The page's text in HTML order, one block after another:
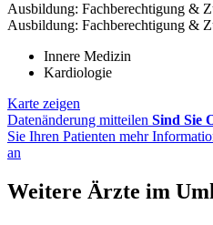
Ausbildung: Fachberechtigung &
Ausbildung: Fachberechtigung &
Innere Medizin
Kardiologie
Karte zeigen
Datenänderung mitteilen Sind Sie
Sie Ihren Patienten mehr
an
Weitere Ärzte im